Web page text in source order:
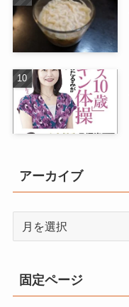
アーカイブ
イ
ブ
固定ページ